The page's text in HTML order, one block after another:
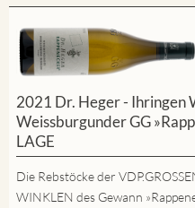
2021 Dr. Heger - Ihringen
Weissburgunder GG
LAGE
Die Rebstöcke der
WINKLEN des Gewann